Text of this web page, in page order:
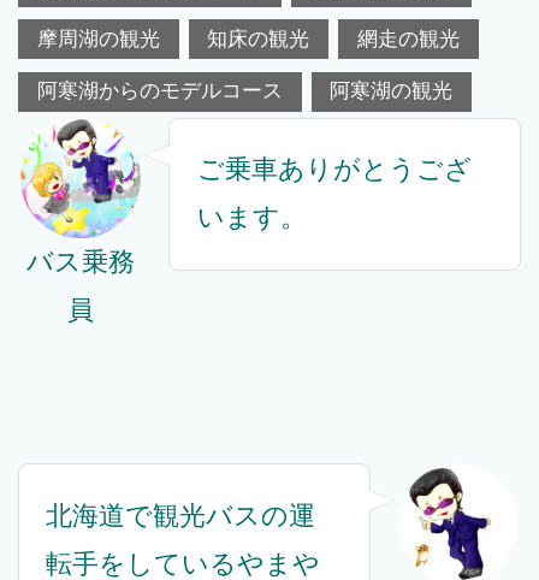
摩周湖の観光 知床の観光 網走の観光
阿寒湖からのモデルコース 阿寒湖の観光
バス乗務
員
ご乗車ありがとうござ
います。
北海道で観光バスの運
転手をしているやまや